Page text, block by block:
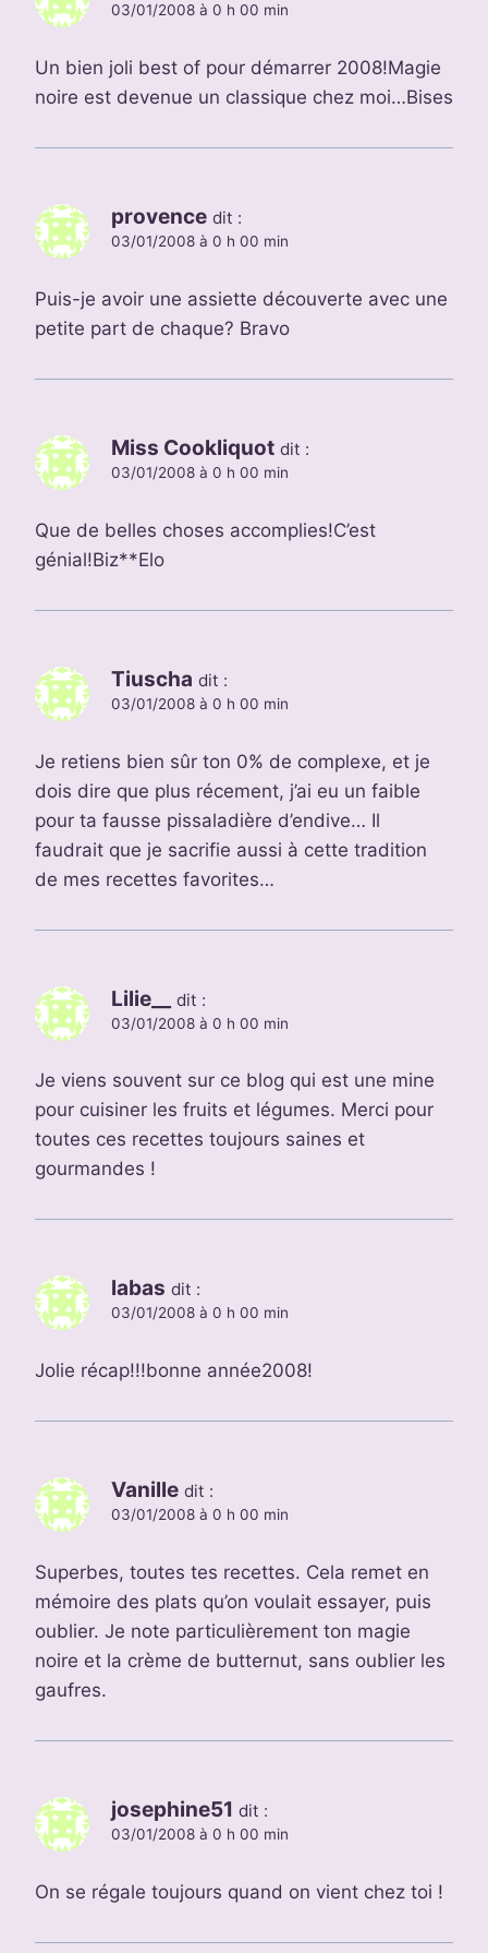
03/01/2008 à 0 h 00 min
Un bien joli best of pour démarrer 2008!Magie
noire est devenue un classique chez moi…Bises
provence dit :
03/01/2008 à 0 h 00 min
Puis-je avoir une assiette découverte avec une
petite part de chaque? Bravo
Miss Cookliquot dit :
03/01/2008 à 0 h 00 min
Que de belles choses accomplies!C’est
génial!Biz**Elo
Tiuscha dit :
03/01/2008 à 0 h 00 min
Je retiens bien sûr ton 0% de complexe, et je
dois dire que plus récement, j’ai eu un faible
pour ta fausse pissaladière d’endive… Il
faudrait que je sacrifie aussi à cette tradition
de mes recettes favorites…
Lilie__ dit :
03/01/2008 à 0 h 00 min
Je viens souvent sur ce blog qui est une mine
pour cuisiner les fruits et légumes. Merci pour
toutes ces recettes toujours saines et
gourmandes !
labas dit :
03/01/2008 à 0 h 00 min
Jolie récap!!!bonne année2008!
Vanille dit :
03/01/2008 à 0 h 00 min
Superbes, toutes tes recettes. Cela remet en
mémoire des plats qu’on voulait essayer, puis
oublier. Je note particulièrement ton magie
noire et la crème de butternut, sans oublier les
gaufres.
josephine51 dit :
03/01/2008 à 0 h 00 min
On se régale toujours quand on vient chez toi !